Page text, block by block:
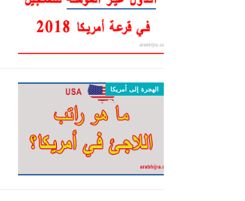
الهجرة إلى أمريكا